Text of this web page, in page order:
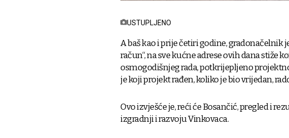
USTUPLJENO
A baš kao i prije četiri godine, gradonačelnik
račun“, na sve kućne adrese ovih dana stiže
osmogodišnjeg rada, potkrijepljeno
je koji projekt rađen, koliko je bio vrijedan,
Ovo izvješće je, reći će Bosančić, pregled i
izgradnji i razvoju Vinkovaca.